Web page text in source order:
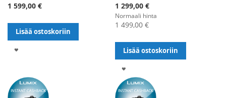
1 599,00 €
Lisää ostoskoriin
1 299,00 €
Normaali hinta
1 499,00 €
Lisää ostoskoriin
TOIVELISTALLE